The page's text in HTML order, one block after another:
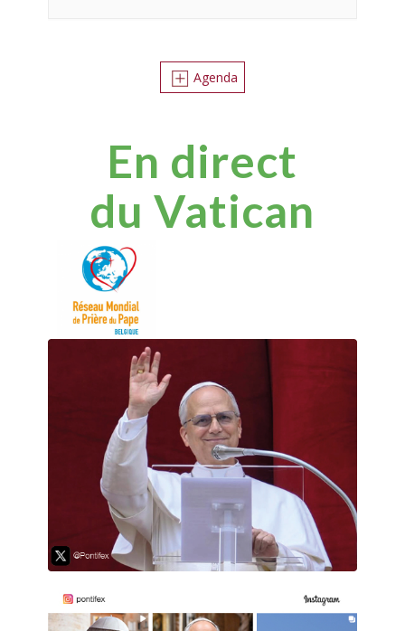
Agenda
En direct
duVatican